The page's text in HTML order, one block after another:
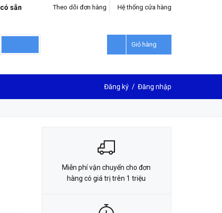
sẵn Hệ thống cửa hàng
Theo dõi đơn hàng
Giỏ hàng
Đăng ký / Đăng nhập
LIÊN HỆ ĐẶT HÀNG
Miễn phí vận chuyển cho đơn
hàng có giá trị trên 1 triệu